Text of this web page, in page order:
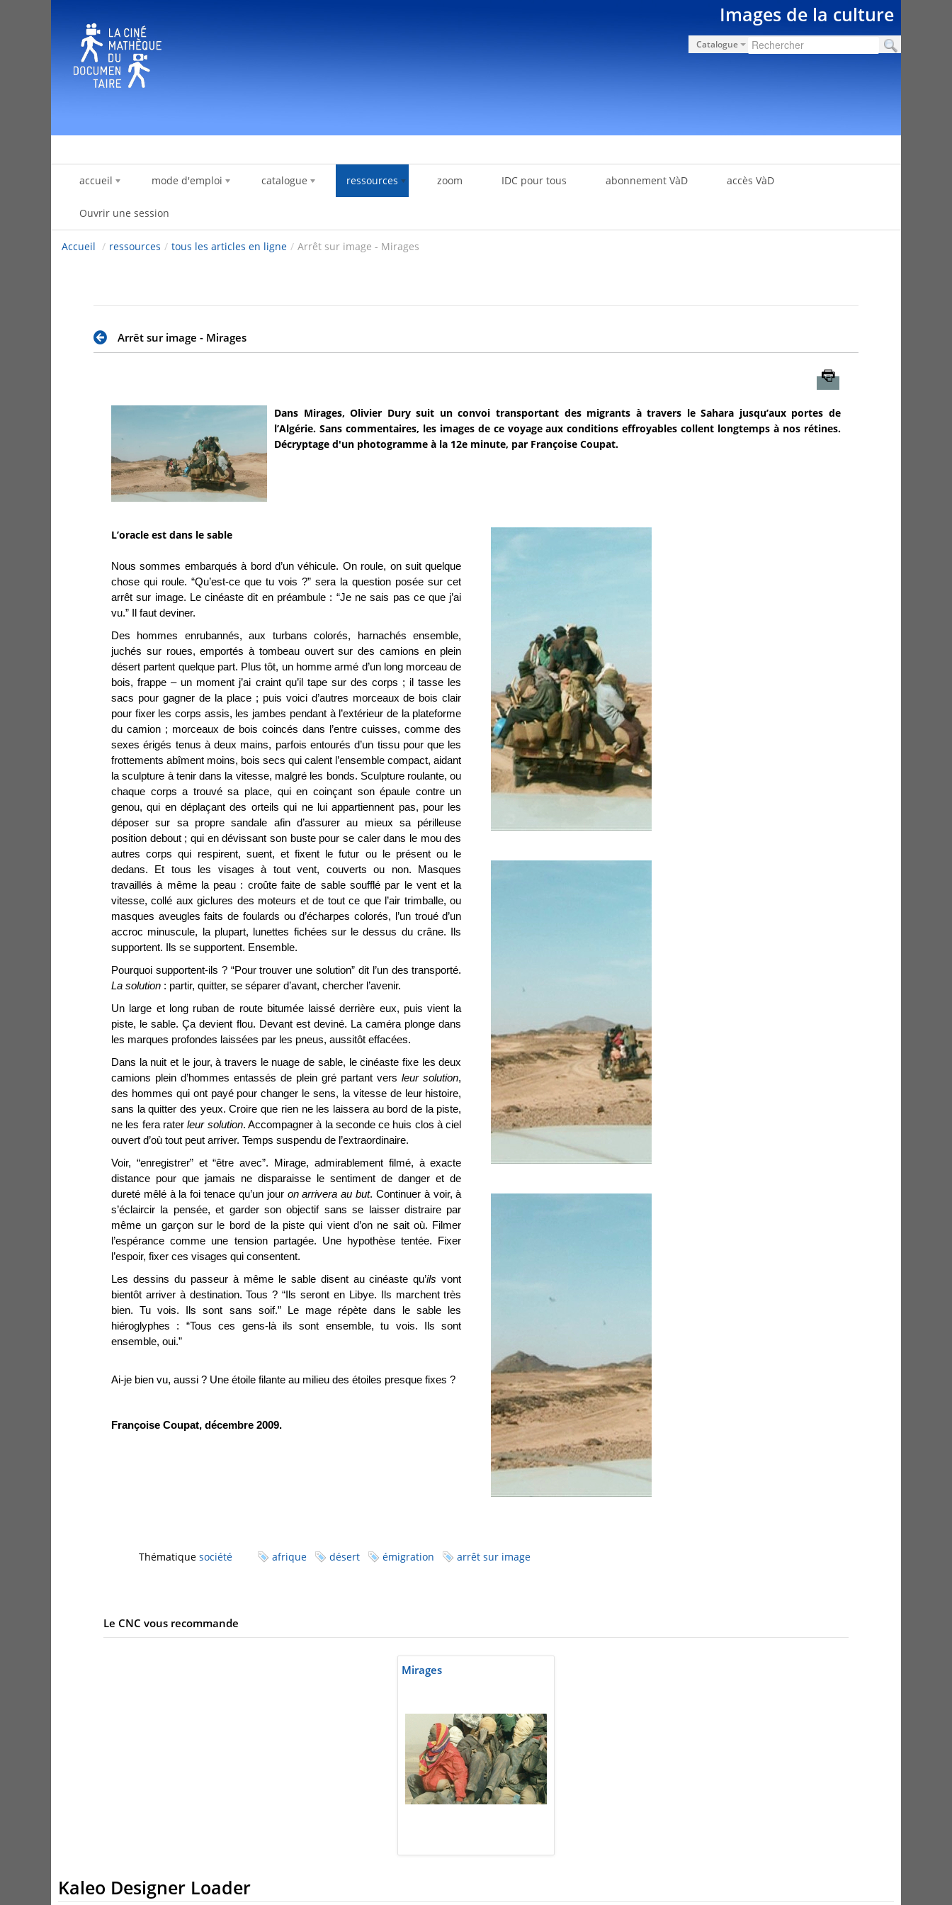
Images de la culture
Catalogue
accueil mode d'emploi catalogue ressources zoom IDC pour tous abonnement VàD accès VàD
Ouvrir une session
Accueil / ressources / tous les articles en ligne / Arrêt sur image - Mirages
Arrêt sur image - Mirages
Dans Mirages, Olivier Dury suit un convoi transportant des migrants à travers le Sahara jusqu’aux portes de
l’Algérie. Sans commentaires, les images de ce voyage aux conditions effroyables collent longtemps à nos rétines.
Décryptage d'un photogramme à la 12e minute, par Françoise Coupat.
L’oracle est dans le sable
Nous sommes embarqués à bord d’un véhicule. On roule, on suit quelque
chose qui roule. “Qu’est-ce que tu vois ?” sera la question posée sur cet
arrêt sur image. Le cinéaste dit en préambule : “Je ne sais pas ce que j’ai
vu.” Il faut deviner.
Des hommes enrubannés, aux turbans colorés, harnachés ensemble,
juchés sur roues, emportés à tombeau ouvert sur des camions en plein
désert partent quelque part. Plus tôt, un homme armé d’un long morceau de
bois, frappe – un moment j’ai craint qu’il tape sur des corps ; il tasse les
sacs pour gagner de la place ; puis voici d’autres morceaux de bois clair
pour fixer les corps assis, les jambes pendant à l’extérieur de la plateforme
du camion ; morceaux de bois coincés dans l’entre cuisses, comme des
sexes érigés tenus à deux mains, parfois entourés d’un tissu pour que les
frottements abîment moins, bois secs qui calent l’ensemble compact, aidant
la sculpture à tenir dans la vitesse, malgré les bonds. Sculpture roulante, ou
chaque corps a trouvé sa place, qui en coinçant son épaule contre un
genou, qui en déplaçant des orteils qui ne lui appartiennent pas, pour les
déposer sur sa propre sandale afin d’assurer au mieux sa périlleuse
position debout ; qui en dévissant son buste pour se caler dans le mou des
autres corps qui respirent, suent, et fixent le futur ou le présent ou le
dedans. Et tous les visages à tout vent, couverts ou non. Masques
travaillés à même la peau : croûte faite de sable soufflé par le vent et la
vitesse, collé aux giclures des moteurs et de tout ce que l’air trimballe, ou
masques aveugles faits de foulards ou d’écharpes colorés, l’un troué d’un
accroc minuscule, la plupart, lunettes fichées sur le dessus du crâne. Ils
supportent. Ils se supportent. Ensemble.
Pourquoi supportent-ils ? “Pour trouver une solution” dit l’un des transporté.
La solution : partir, quitter, se séparer d’avant, chercher l’avenir.
Un large et long ruban de route bitumée laissé derrière eux, puis vient la
piste, le sable. Ça devient flou. Devant est deviné. La caméra plonge dans
les marques profondes laissées par les pneus, aussitôt effacées.
Dans la nuit et le jour, à travers le nuage de sable, le cinéaste fixe les deux
camions plein d’hommes entassés de plein gré partant versleur solution,
des hommes qui ont payé pour changer le sens, la vitesse de leur histoire,
sans la quitter des yeux. Croire que rien ne les laissera au bord de la piste,
ne les fera raterleur solution. Accompagner à la seconde ce huis clos à ciel
ouvert d’où tout peut arriver. Temps suspendu de l’extraordinaire.
Voir, “enregistrer” et “être avec”. Mirage, admirablement filmé, à exacte
distance pour que jamais ne disparaisse le sentiment de danger et de
dureté mêlé à la foi tenace qu’un jour on arrivera au but. Continuer à voir, à
s’éclaircir la pensée, et garder son objectif sans se laisser distraire par
même un garçon sur le bord de la piste qui vient d’on ne sait où. Filmer
l’espérance comme une tension partagée. Une hypothèse tentée. Fixer
l’espoir, fixer ces visages qui consentent.
Les dessins du passeur à même le sable disent au cinéaste qu’ils vont
bientôt arriver à destination. Tous ? “Ils seront en Libye. Ils marchent très
bien. Tu vois. Ils sont sans soif.” Le mage répète dans le sable les
hiéroglyphes : “Tous ces gens-là ils sont ensemble, tu vois. Ils sont
ensemble, oui.”
Ai-je bien vu, aussi ? Une étoile filante au milieu des étoiles presque fixes ?
Françoise Coupat, décembre 2009.
Thématique société afrique désert émigration arrêt sur image
Le CNC vous recommande
Mirages
Kaleo Designer Loader